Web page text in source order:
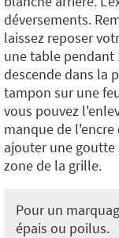
déversements.
laissez reposer
une table pendant
descende dans la
tampon sur une
vous pouvez
manque de l'encre
ajouter une
zone de la grille.
Pour un
épais ou poilus.